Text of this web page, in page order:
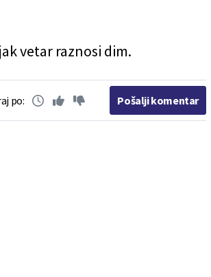
vetar raznosi dim.
po: Pošalji komentar